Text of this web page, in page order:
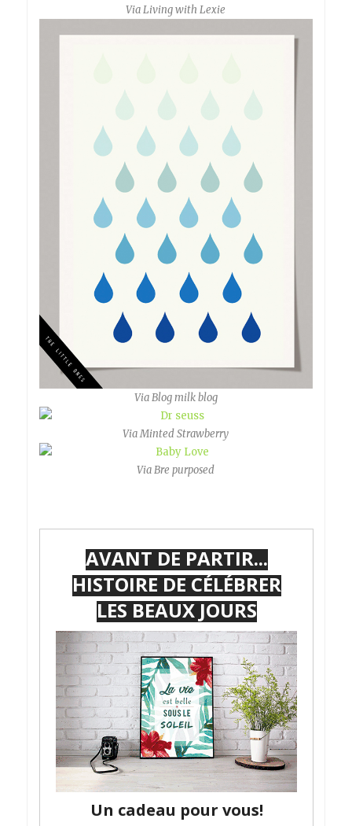
Via Living with Lexie
Via Blog milk blog
Via Minted Strawberry
Via Bre purposed